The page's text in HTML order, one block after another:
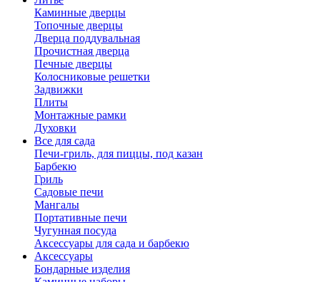
Каминные дверцы
Топочные дверцы
Дверца поддувальная
Прочистная дверца
Печные дверцы
Колосниковые решетки
Задвижки
Плиты
Монтажные рамки
Духовки
Все для сада
Печи-гриль, для пиццы, под казан
Барбекю
Гриль
Садовые печи
Мангалы
Портативные печи
Чугунная посуда
Аксессуары для сада и барбекю
Аксессуары
Бондарные изделия